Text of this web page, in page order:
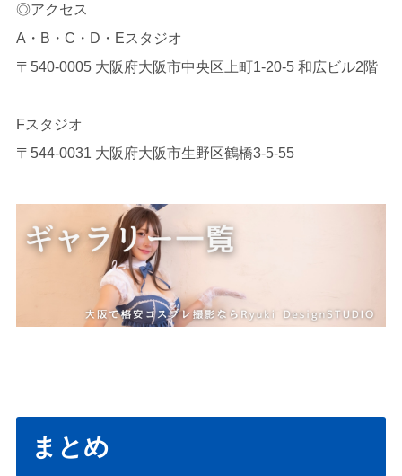
◎アクセス
A・B・C・D・Eスタジオ
〒540-0005 大阪府大阪市中央区上町1-20-5 和広ビル2階
Fスタジオ
〒544-0031 大阪府大阪市生野区鶴橋3-5-55
まとめ